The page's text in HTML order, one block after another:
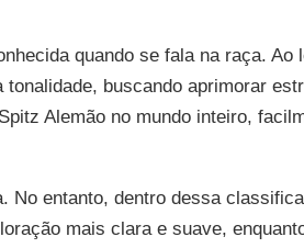
quando se fala na raça. Ao
buscando aprimorar
Alemão no mundo inteiro,
No entanto, dentro dessa
mais clara e suave,